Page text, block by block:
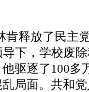
肯释放了民主
下，学校废
驱逐了100多
局面。共和